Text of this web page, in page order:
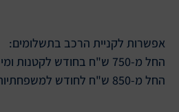
אפשרות לקניית הרכב בתשלומים:
החל מ-750 ש"ח בחודש לקטנות ומיני.
החל מ-850 ש"ח לחודש למשפחתיות וגדולות.